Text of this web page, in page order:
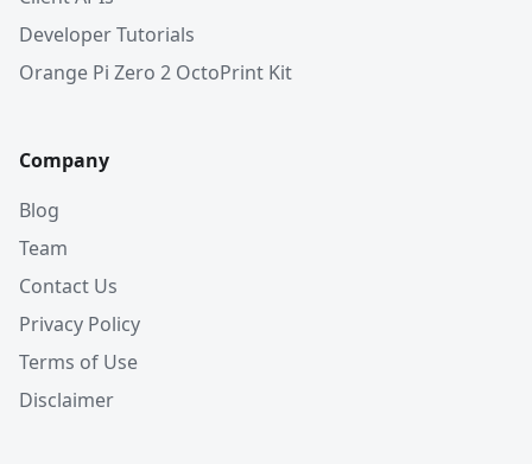
Developer Tutorials
Orange Pi Zero 2 OctoPrint Kit
Company
Blog
Team
Contact Us
Privacy Policy
Terms of Use
Disclaimer